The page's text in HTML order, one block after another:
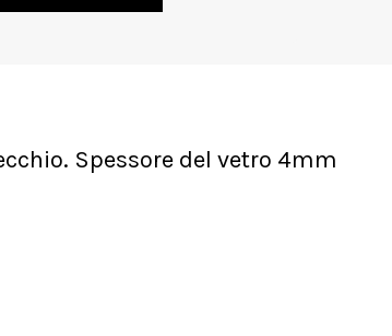
Spessore del vetro 4mm